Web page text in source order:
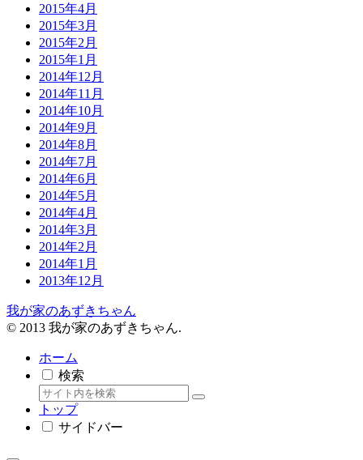
2015年4月
2015年3月
2015年2月
2015年1月
2014年12月
2014年11月
2014年10月
2014年9月
2014年8月
2014年7月
2014年6月
2014年5月
2014年4月
2014年3月
2014年2月
2014年1月
2013年12月
我が家のあずきちゃん
© 2013 我が家のあずきちゃん.
ホーム
検索
トップ
サイドバー